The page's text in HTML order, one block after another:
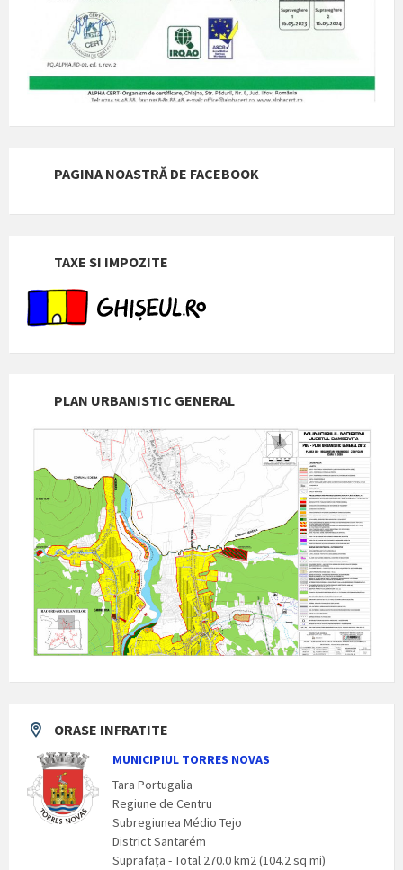
PAGINA NOASTRĂ DE FACEBOOK
TAXE SI IMPOZITE
PLAN URBANISTIC GENERAL
ORASE INFRATITE
MUNICIPIUL TORRES NOVAS
Tara Portugalia
Regiune de Centru
Subregiunea Médio Tejo
District Santarém
Suprafaţa - Total 270.0 km2 (104.2 sq mi)